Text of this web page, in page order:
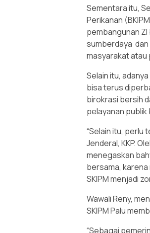
Sementara itu,
Perikanan
pembangunan ZI
sumberdaya
masyarakat atau
Selain itu,
bisa terus
birokrasi bersih
pelayanan
“Selain itu, perlu
Jenderal, KKP.
menegaskan
bersama,
SKIPM menjadi
Wawali Reny,
SKIPM Palu
“Sebagai